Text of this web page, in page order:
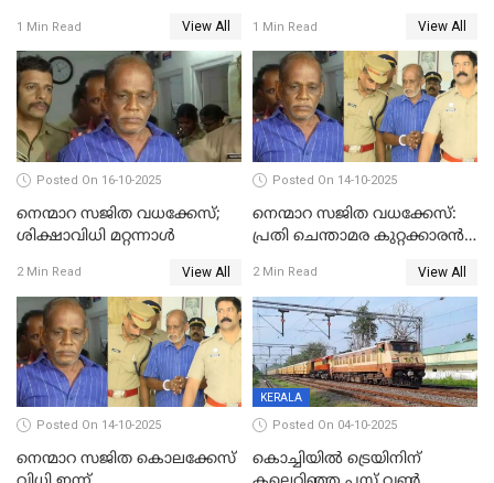
ഇരട്ടജീവപര്യന്തം
1 Min Read View All 1 Min Read View All
Posted On 16-10-2025
നെന്മാറ സജിത വധക്കേസ്;
ശിക്ഷാവിധി മറ്റന്നാള്‍
2 Min Read View All
Posted On 14-10-2025
നെന്മാറ സജിത വധക്കേസ്:
പ്രതി ചെന്താമര കുറ്റക്കാരൻ,
നടത്തിയത്
ഇരട്ടക്കൊലപാതകം
2 Min Read View All
Posted On 14-10-2025
നെന്മാറ സജിത കൊലക്കേസ്
KERALA
Posted On 04-10-2025
കൊച്ചിയില്‍ ട്രെയിനിന്